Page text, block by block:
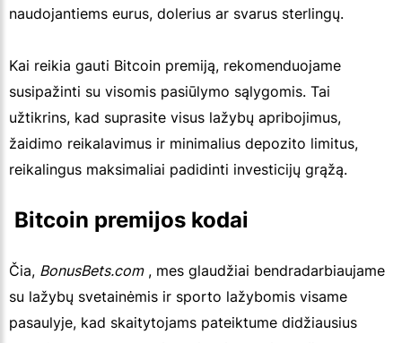
naudojantiems eurus, dolerius ar svarus sterlingų.
Kai reikia gauti Bitcoin premiją, rekomenduojame
susipažinti su visomis pasiūlymo sąlygomis. Tai
užtikrins, kad suprasite visus lažybų apribojimus,
žaidimo reikalavimus ir minimalius depozito limitus,
reikalingus maksimaliai padidinti investicijų grąžą.
Bitcoin premijos kodai
Čia, BonusBets.com, mes glaudžiai bendradarbiaujame
su lažybų svetainėmis ir sporto lažybomis visame
pasaulyje, kad skaitytojams pateiktume didžiausius